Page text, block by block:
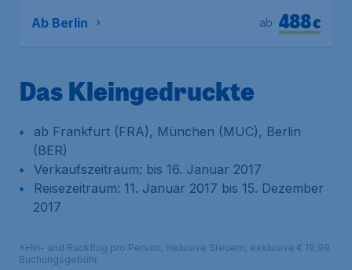
Ab Berlin €
488
ab
Das Kleingedruckte
ab Frankfurt (FRA), München (MUC), Berlin
(BER)
Verkaufszeitraum: bis 16. Januar 2017
Reisezeitraum: 11. Januar 2017 bis 15. Dezember
2017
*Hin- und Rückflug pro Person, inklusive Steuern, exklusive € 19,99
Buchungsgebühr.